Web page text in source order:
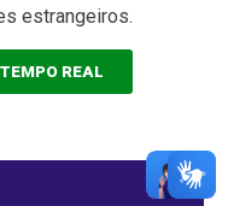
estrangeiros.
REAL